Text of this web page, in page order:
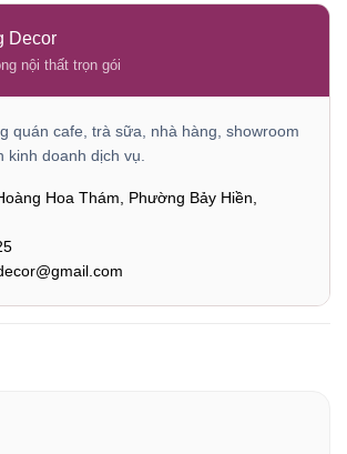
Decor
nội thất trọn gói
quán cafe, trà sữa, nhà hàng, showroom
kinh doanh dịch vụ.
Hoa Thám, Phường Bảy Hiền,